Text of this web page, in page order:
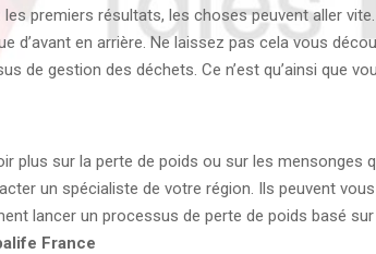
premiers résultats, les choses peuvent aller
d’avant en arrière. Ne laissez pas cela vous
de gestion des déchets. Ce n’est qu’ainsi que
plus sur la perte de poids ou sur les mensonges
un spécialiste de votre région. Ils peuvent
lancer un processus de perte de poids basé
France